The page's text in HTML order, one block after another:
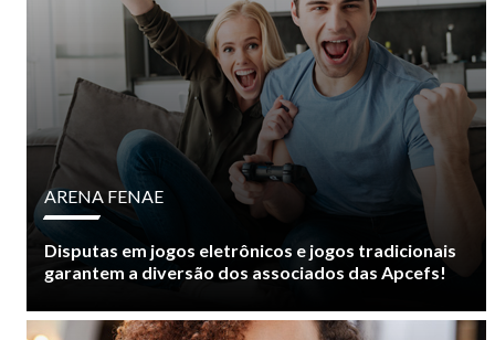
ARENA FENAE
Disputas em jogos eletrônicos e jogos tradicionais
garantem a diversão dos associados das Apcefs!